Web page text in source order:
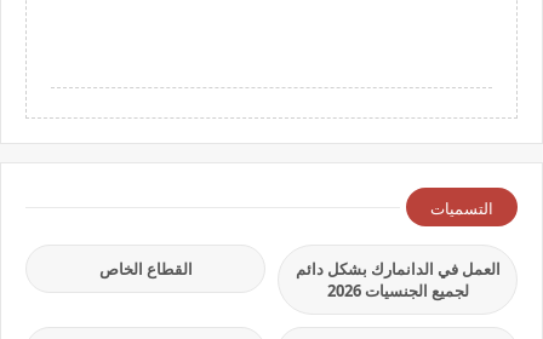
التسميات
العمل في الدانمارك بشكل دائم
لجميع الجنسيات 2026
القطاع الخاص